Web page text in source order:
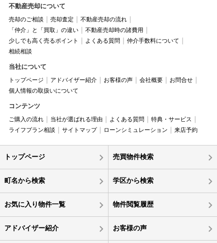
不動産売却について
売却のご相談 売却査定
不動産売却の流れ
「仲介」と「買取」の違い
不動産売却時の諸費用
少しでも高く売るポイント
よくある質問
仲介手数料について
相続相談
当社について
トップページ アドバイザー紹介 お客様の声 会社概要
お問合せ
個人情報の取扱いについて
コンテンツ
ご購入の流れ 当社が選ばれる理由 よくある質問
特典・サービス
ライフプラン相談
サイトマップ ローンシミュレーション 来店予約
トップページ 売買物件検索
町名から検索 学区から検索
お気に入り物件一覧 物件閲覧履歴
アドバイザー紹介 お客様の声